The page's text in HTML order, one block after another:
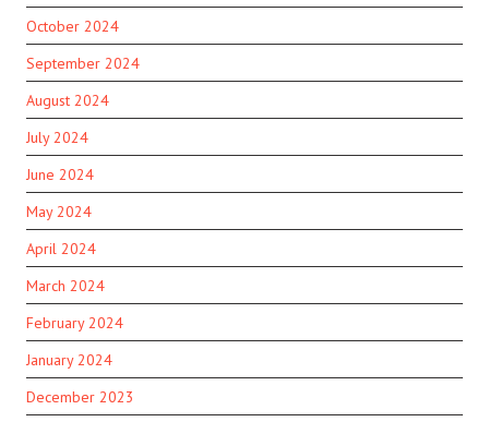
October 2024
September 2024
August 2024
July 2024
June 2024
May 2024
April 2024
March 2024
February 2024
January 2024
December 2023